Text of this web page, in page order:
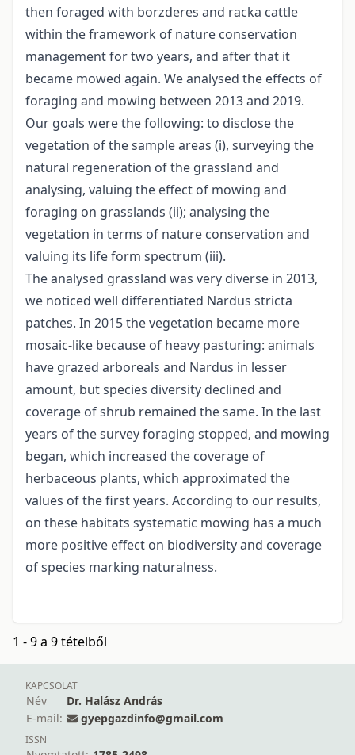
then foraged with borzderes and racka cattle
within the framework of nature conservation
management for two years, and after that it
became mowed again. We analysed the effects of
foraging and mowing between 2013 and 2019.
Our goals were the following: to disclose the
vegetation of the sample areas (i), surveying the
natural regeneration of the grassland and
analysing, valuing the effect of mowing and
foraging on grasslands (ii); analysing the
vegetation in terms of nature conservation and
valuing its life form spectrum (iii).
The analysed grassland was very diverse in 2013,
we noticed well differentiated Nardus stricta
patches. In 2015 the vegetation became more
mosaic-like because of heavy pasturing: animals
have grazed arboreals and Nardus in lesser
amount, but species diversity declined and
coverage of shrub remained the same. In the last
years of the survey foraging stopped, and mowing
began, which increased the coverage of
herbaceous plants, which approximated the
values of the first years. According to our results,
on these habitats systematic mowing has a much
more positive effect on biodiversity and coverage
of species marking naturalness.
1 - 9 a 9 tételből
KAPCSOLAT
Név
Dr. Halász András
E-mail:
gyepgazdinfo@gmail.com
ISSN